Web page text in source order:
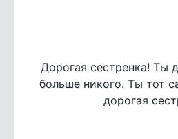
Дорогая сестренка! Ты
больше никого. Ты тот
дорогая